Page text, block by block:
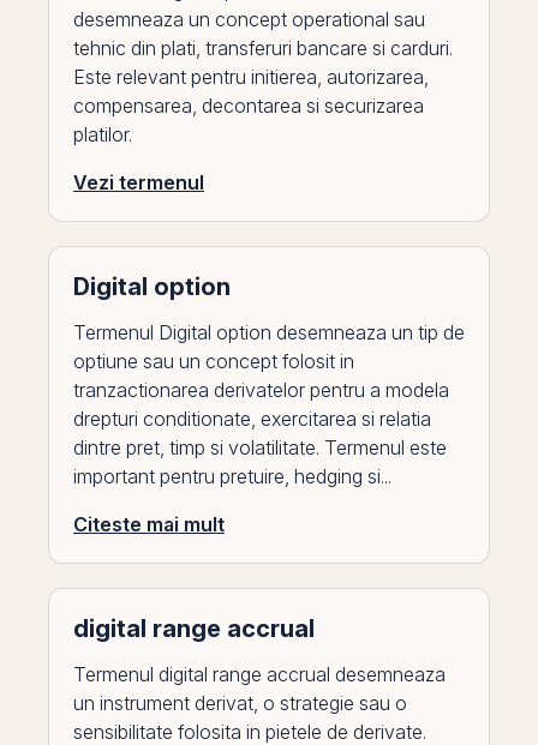
desemneaza un concept operational sau
tehnic din plati, transferuri bancare si carduri.
Este relevant pentru initierea, autorizarea,
compensarea, decontarea si securizarea
platilor.
Vezi termenul
Digital option
Termenul Digital option desemneaza un tip de
optiune sau un concept folosit in
tranzactionarea derivatelor pentru a modela
drepturi conditionate, exercitarea si relatia
dintre pret, timp si volatilitate. Termenul este
important pentru pretuire, hedging si...
Citeste mai mult
digital range accrual
Termenul digital range accrual desemneaza
un instrument derivat, o strategie sau o
sensibilitate folosita in pietele de derivate.